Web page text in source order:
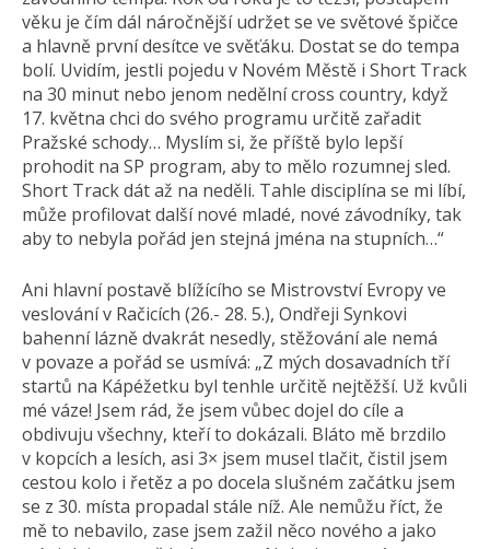
věku je čím dál náročnější udržet se ve světové špičce
a hlavně první desítce ve svěťáku. Dostat se do tempa
bolí. Uvidím, jestli pojedu v Novém Městě i Short Track
na 30 minut nebo jenom nedělní cross country, když
17. května chci do svého programu určitě zařadit
Pražské schody… Myslím si, že příště bylo lepší
prohodit na SP program, aby to mělo rozumnej sled.
Short Track dát až na neděli. Tahle disciplína se mi líbí,
může profilovat další nové mladé, nové závodníky, tak
aby to nebyla pořád jen stejná jména na stupních…“
Ani hlavní postavě blížícího se Mistrovství Evropy ve
veslování v Račicích (26.- 28. 5.), Ondřeji Synkovi
bahenní lázně dvakrát nesedly, stěžování ale nemá
v povaze a pořád se usmívá: „Z mých dosavadních tří
startů na Kápéžetku byl tenhle určitě nejtěžší. Už kvůli
mé váze! Jsem rád, že jsem vůbec dojel do cíle a
obdivuju všechny, kteří to dokázali. Bláto mě brzdilo
v kopcích a lesích, asi 3× jsem musel tlačit, čistil jsem
cestou kolo i řetěz a po docela slušném začátku jsem
se z 30. místa propadal stále níž. Ale nemůžu říct, že
mě to nebavilo, zase jsem zažil něco nového a jako